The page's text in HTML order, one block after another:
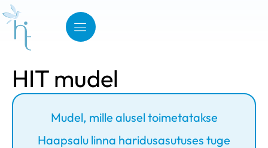
HIT mudel
Mudel, mille alusel toimetatakse
Haapsalu linna haridusasutuses tuge